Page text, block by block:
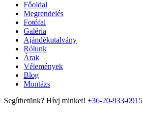
Főoldal
Megrendelés
Fotófal
Galéria
Ajándékutalvány
Rólunk
Árak
Vélemények
Blog
Montázs
Segíthetünk? Hívj minket! +36-20-933-0915